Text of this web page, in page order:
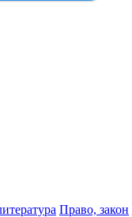
Право, закон